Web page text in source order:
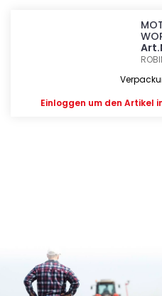
Einloggen um den Artikel